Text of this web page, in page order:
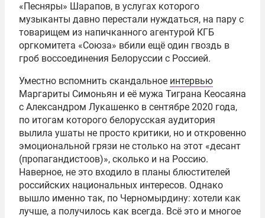
«Песняры» Шарапов, в услугах которого
музыканты давно перестали нуждаться, на пару с
товарищем из напичканного агентурой КГБ
оргкомитета «Союза» вбили ещё один гвоздь в
гроб воссоединения Белоруссии с Россией.
Уместно вспомнить скандальное интервью
Маргариты Симоньян и её мужа Тиграна Кеосаяна
с Александром Лукашенко в сентябре 2020 года,
по итогам которого белорусская аудитория
вылила ушаты не просто критики, но и откровенно
эмоциональной грязи не столько на этот «десант
(пропагандистоов)», сколько и на Россию.
Наверное, не это входило в планы блюстителей
российских национальных интересов. Однако
вышло именно так, по Черномырдину: хотели как
лучше, а получилось как всегда. Всё это и многое